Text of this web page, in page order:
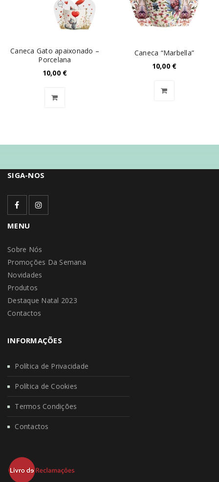
Caneca Gato apaixonado –
Porcelana
10,00 €
Caneca “Marbella”
10,00 €
SIGA-NOS
MENU
Sobre Nós
Promoções Da Semana
Novidades
Produtos
Destaque Natal 2023
Contactos
INFORMAÇÕES
Política de Privacidade
Política de Cookies
Termos Condições
Contactos